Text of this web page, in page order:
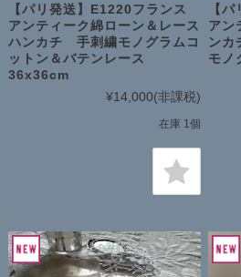
【パリ発送】E1220フランス
アンティーク綿ローン＆レース
ハンカチ 手刺繍モノグラムコ
ットン＆バテンレース
36x36cm
¥14,000(非課税)
在庫 1個
【
アン
ン
モノ